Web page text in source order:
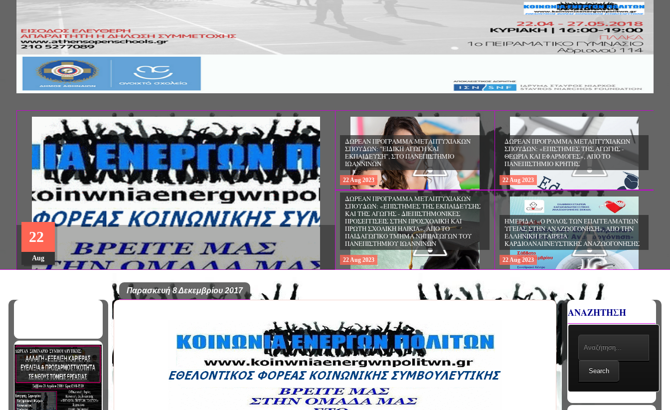
22
Aug
ΔΩΡΕΑΝ ΠΡΟΓΡΑΜΜΑ ΜΕΤΑΠΤΥΧΙΑΚΩΝ
ΣΠΟΥΔΩΝ: "ΕΙΔΙΚΗ ΑΓΩΓΗ ΚΑΙ
ΕΚΠΑΙΔΕΥΣΗ", ΣΤΟ ΠΑΝΕΠΙΣΤΗΜΙΟ
ΙΩΑΝΝΙΝΩΝ
22Aug 2023
ΔΩΡΕΑΝ ΠΡΟΓΡΑΜΜΑ ΜΕΤΑΠΤΥΧΙΑΚΩΝ
ΣΠΟΥΔΩΝ: «ΕΠΙΣΤΗΜΕΣ ΤΗΣ ΑΓΩΓΗΣ -
ΘΕΩΡΙΑ ΚΑΙ ΕΦΑΡΜΟΓΕΣ», ΑΠΟ ΤΟ
ΠΑΝΕΠΙΣΤΗΜΙΟ ΚΡΗΤΗΣ
22Aug 2023
ΔΩΡΕΑΝ ΠΡΟΓΡΑΜΜΑ ΜΕΤΑΠΤΥΧΙΑΚΩΝ
ΣΠΟΥΔΩΝ: «ΕΠΙΣΤΗΜΕΣ ΤΗΣ ΕΚΠΑΙΔΕΥΣΗΣ
ΚΑΙ ΤΗΣ ΑΓΩΓΗΣ - ΔΙΕΠΙΣΤΗΜΟΝΙΚΕΣ
ΠΡΟΣΕΓΓΙΣΕΙΣ ΣΤΗΝ ΠΡΟΣΧΟΛΙΚΗ ΚΑΙ
ΠΡΩΤΗ ΣΧΟΛΙΚΗ ΗΛΙΚΙΑ», ΑΠΟ ΤΟ
ΠΑΙΔΑΓΩΓΙΚΟ ΤΜΗΜΑ ΝΗΠΙΑΓΩΓΩΝ ΤΟΥ
ΠΑΝΕΠΙΣΤΗΜΙΟΥ ΙΩΑΝΝΙΝΩΝ
22Aug 2023
ΗΜΕΡΙΔΑ: «Ο ΡΟΛΟΣ ΤΩΝ ΕΠΑΓΓΕΛΜΑΤΙΩΝ
ΥΓΕΙΑΣ ΣΤΗΝ ΑΝΑΖΩΟΓΟΝΗΣΗ», ΑΠΟ ΤΗΝ
ΕΛΛΗΝΙΚΗ ΕΤΑΙΡΕΙΑ
ΚΑΡΔΙΟΑΝΑΠΝΕΥΣΤΙΚΗΣ ΑΝΑΖΩΟΓΟΝΗΣΗΣ
22Aug 2023
Παρασκευή 8 Δεκεμβρίου 2017
ΑΝΑΖΗΤΗΣΗ
Search